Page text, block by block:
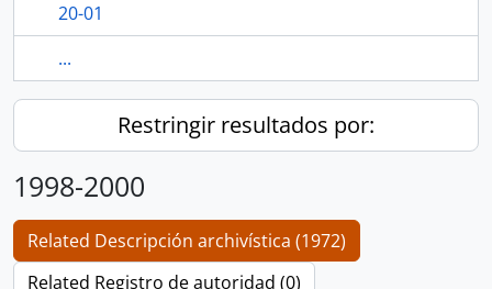
20-01
...
Restringir resultados por:
1998-2000
Related Descripción archivística (1972)
Related Registro de autoridad (0)